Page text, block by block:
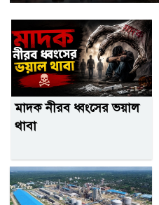
মাদক নীরব ধ্বংসের ভয়াল
থাবা